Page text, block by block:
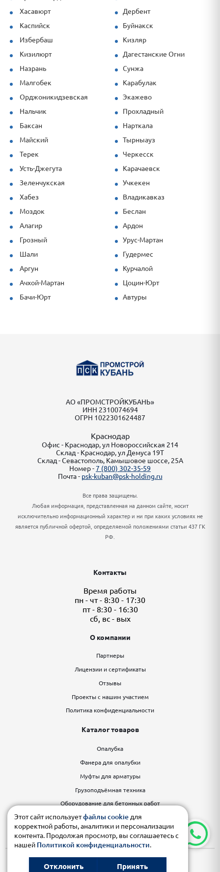
Этот сайт используетфайлы cookie для
корректной работы, аналитики и персонализации
контента. Продолжая просмотр, вы соглашаетесь с
нашей Политикой конфиденциальности.
Отклонить Принять
Хасавюрт
Дербент
Каспийск
Буйнакск
Избербаш
Кизляр
Кизилюрт
Дагестанские Огни
Назрань
Сунжа
Малгобек
Карабулак
Орджоникидзевская
Экажево
Нальчик
Прохладный
Баксан
Нарткала
Майский
Тырныауз
Терек
Черкесск
Усть-Джегута
Карачаевск
Зеленчукская
Учкекен
Хабез
Владикавказ
Моздок
Беслан
Алагир
Ардон
Грозный
Урус-Мартан
Шали
Гудермес
Аргун
Курчалой
Ачхой-Мартан
Цоцин-Юрт
Бачи-Юрт
Автуры
АО «ПРОМСТРОЙКУБАНЬ»
ИНН 2310074694
ОГРН 1022301624487
Краснодар
Офис - Краснодар, ул Новороссийская 214
Склад - Краснодар, ул Демуса 19Т
Склад - Севастополь, Камышовое шоссе, 25А
Номер -7 (800) 302-35-59
Почта - psk-kuban@psk-holding.ru
Все права защищены.
Любая информация, представленная на данном сайте, носит
исключительно информационный характер и ни при каких условиях не
является публичной офертой, определяемой положениями статьи 437 ГК
РФ.
Контакты
Время работы
пн - чт - 8:30 - 17:30
пт - 8:30 - 16:30
сб, вс - вых
О компании
Партнеры
Лицензии и сертификаты
Отзывы
Проекты с нашим участием
Политика конфиденциальности
Каталог товаров
Опалубка
Фанера для опалубки
Муфты для арматуры
Грузоподъёмная техника
Оборудование для бетонных работ
Строительные леса
Строительное оборудование